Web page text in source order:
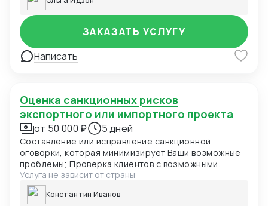
гарантий, форс-мажоре и иных требуемых
оговорок. Выбор оптимального для контракта суда и
применимого права. Правовое заключение по
контракту, рекомендации по улучшению контракта.
Написать
ЗАКАЗАТЬ УСЛУГУ
Оценка санкционных рисков
экспортного или импортного проекта
от 50 000 ₽ 5 дней
Составление или исправление санкционной
оговорки, которая минимизирует Ваши возможные
проблемы; Проверка клиентов с возможными
санкционными рисками ; Составление ответ для
компетентных органов (OFAC, EU, UK)
Услуга не зависит от страны
Константин Иванов